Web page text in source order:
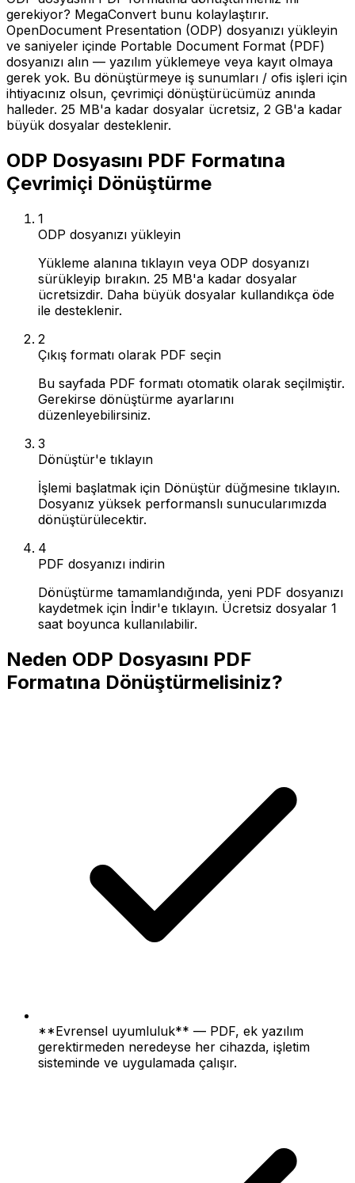
gerekiyor? MegaConvert bunu kolaylaştırır.
OpenDocument Presentation (ODP) dosyanızı yükleyin
ve saniyeler içinde Portable Document Format (PDF)
dosyanızı alın — yazılım yüklemeye veya kayıt olmaya
gerek yok. Bu dönüştürmeye iş sunumları / ofis işleri için
ihtiyacınız olsun, çevrimiçi dönüştürücümüz anında
halleder. 25 MB'a kadar dosyalar ücretsiz, 2 GB'a kadar
büyük dosyalar desteklenir.
ODP Dosyasını PDF Formatına
Çevrimiçi Dönüştürme
1
ODP dosyanızı yükleyin
Yükleme alanına tıklayın veya ODP dosyanızı
sürükleyip bırakın. 25 MB'a kadar dosyalar
ücretsizdir. Daha büyük dosyalar kullandıkça öde
ile desteklenir.
2
Çıkış formatı olarak PDF seçin
Bu sayfada PDF formatı otomatik olarak seçilmiştir.
Gerekirse dönüştürme ayarlarını
düzenleyebilirsiniz.
3
Dönüştür'e tıklayın
İşlemi başlatmak için Dönüştür düğmesine tıklayın.
Dosyanız yüksek performanslı sunucularımızda
dönüştürülecektir.
4
PDF dosyanızı indirin
Dönüştürme tamamlandığında, yeni PDF dosyanızı
kaydetmek için İndir'e tıklayın. Ücretsiz dosyalar 1
saat boyunca kullanılabilir.
Neden ODP Dosyasını PDF
Formatına Dönüştürmelisiniz?
**Evrensel uyumluluk** — PDF, ek yazılım
gerektirmeden neredeyse her cihazda, işletim
sisteminde ve uygulamada çalışır.